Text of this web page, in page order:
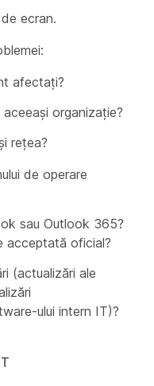
ecran.
afectați?
organizație?
rețea?
de operare
sau Outlook 365?
acceptată oficial?
(actualizări ale
ului intern IT)?